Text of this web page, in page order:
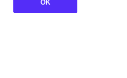
ております。詳しくはご利用ガ
OK